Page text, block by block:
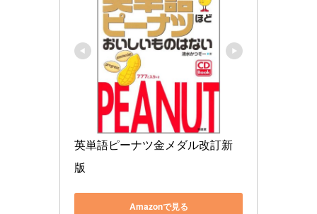
英単語ピーナツ金メダル改訂新
版
Amazonで見る